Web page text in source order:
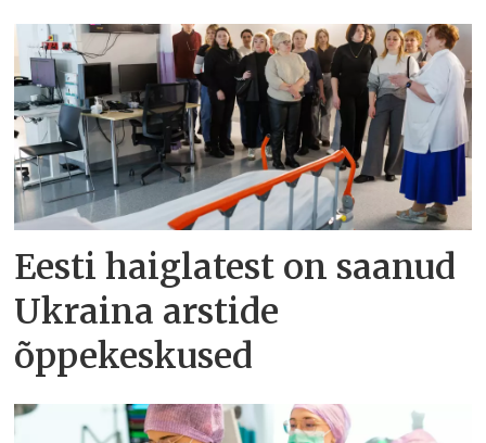
Eesti haiglatest on saanud
Ukraina arstide
õppekeskused